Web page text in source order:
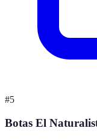
#5
Botas El